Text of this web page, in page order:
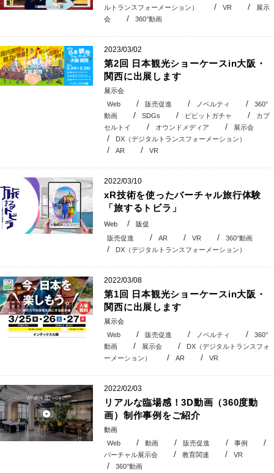
ルトランスフォーメーション）
VR
展示
会
360°動画
2023/03/02
第2回 日本観光ショーケースin大阪・
関西に出展します
展示会
Web
販売促進 ノベルティ
360°
動画
SDGs ピピットガチャ
カプ
セルトイ
オウンドメディア
展示会
DX（デジタルトランスフォーメーション）
AR
VR
2022/03/10
xR技術を使ったバーチャル旅行体験
「旅するトビラ」
Web
販促
販売促進
AR VR
360°動画
DX（デジタルトランスフォーメーション）
2022/03/08
第1回 日本観光ショーケースin大阪・
関西に出展します
展示会
Web
販売促進 ノベルティ
360°
動画
展示会
DX（デジタルトランスフォ
ーメーション）
AR VR
2022/02/03
リアルな臨場感！3D動画（360度動
画）制作事例をご紹介
動画
Web
動画 販売促進
事例
バーチャル展示会
教育関連
VR
360°動画